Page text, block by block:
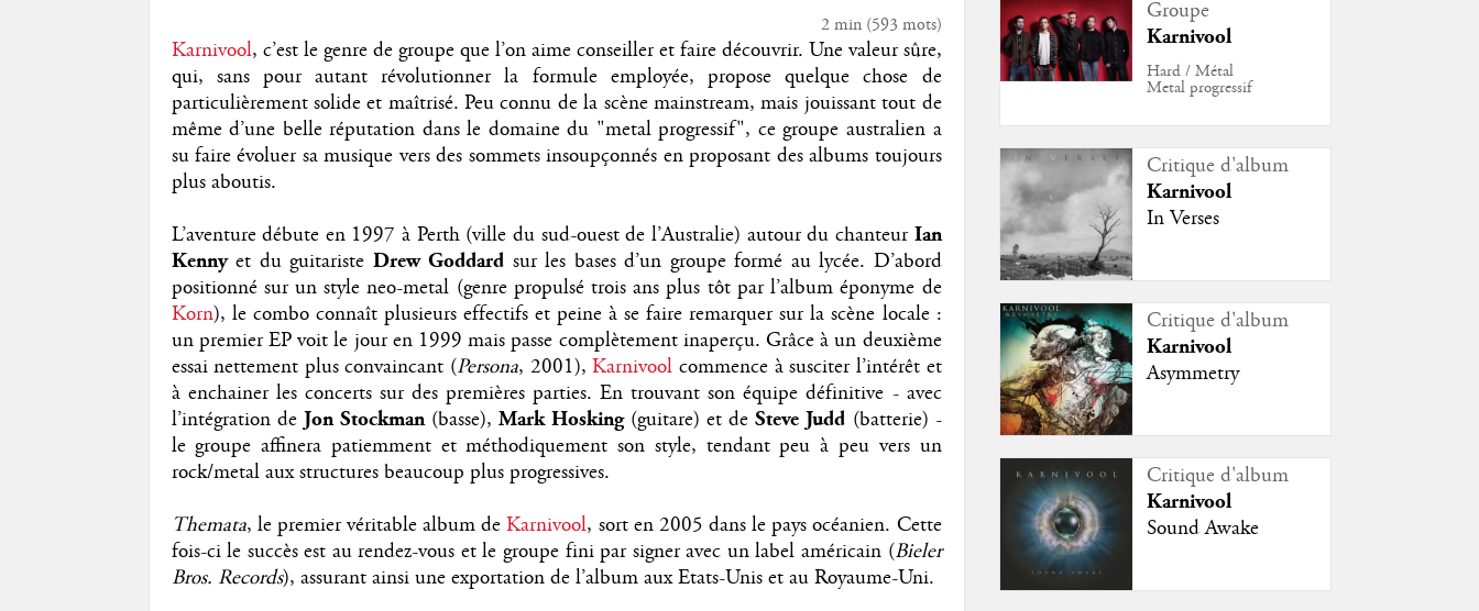
2 min(593 mots)
Karnivool, c’est le genre de groupe que l’on aime conseiller et faire découvrir. Une valeur sûre,
qui, sans pour autant révolutionner la formule employée, propose quelque chose de
particulièrement solide et maîtrisé. Peu connu de la scène mainstream, mais jouissant tout de
même d’une belle réputation dans le domaine du "metal progressif", ce groupe australien a
su faire évoluer sa musique vers des sommets insoupçonnés en proposant des albums toujours
plus aboutis.
L’aventure débute en 1997 à Perth (ville du sud-ouest de l’Australie) autour du chanteur Ian
Kennyet du guitariste Drew Goddard sur les bases d’un groupe formé au lycée. D’abord
positionné sur un style neo-metal (genre propulsé trois ans plus tôt par l’album éponyme de
Korn), le combo connaît plusieurs effectifs et peine à se faire remarquer sur la scène locale :
un premier EP voit le jour en 1999 mais passe complètement inaperçu. Grâce à un deuxième
essai nettement plus convaincant (Persona, 2001),Karnivool commence à susciter l’intérêt et
à enchainer les concerts sur des premières parties. En trouvant son équipe définitive - avec
l’intégration deJon Stockman(basse), Mark Hosking(guitare) et deSteve Judd (batterie) -
le groupe affinera patiemment et méthodiquement son style, tendant peu à peu vers un
rock/metal aux structures beaucoup plus progressives.
Themata, le premier véritable album deKarnivool, sort en 2005 dans le pays océanien. Cette
fois-ci le succès est au rendez-vous et le groupe fini par signer avec un label américain (Bieler
Bros. Records), assurant ainsi une exportation de l’album aux Etats-Unis et au Royaume-Uni.
Groupe
Karnivool
Hard / Métal
Metal progressif
Critique d'album
Karnivool
In Verses
Critique d'album
Karnivool
Asymmetry
Critique d'album
Karnivool
Sound Awake